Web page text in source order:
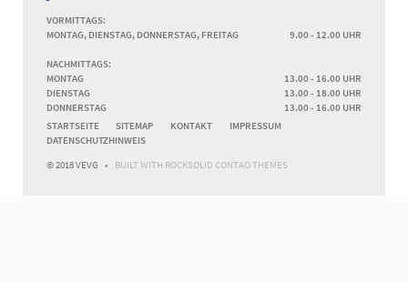
VORMITTAGS:
MONTAG, DIENSTAG, DONNERSTAG, FREITAG
9.00 - 12.00 UHR
NACHMITTAGS:
MONTAG
13.00 - 16.00 UHR
DIENSTAG
13.00 - 18.00 UHR
DONNERSTAG
13.00 - 16.00 UHR
NAVIGATION
ÜBERSPRINGEN
STARTSEITE SITEMAP KONTAKT
IMPRESSUM
DATENSCHUTZHINWEIS
© 2018 VEVG
BUILT WITH ROCKSOLID CONTAO THEMES